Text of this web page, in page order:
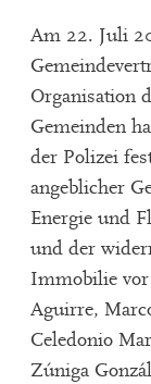
Am 22. Juli
Organisation
Gemeinden
der Polizei
angeblicher
Energie und
und der
Immobilie vor
Aguirre,
Celedonio
Zúniga